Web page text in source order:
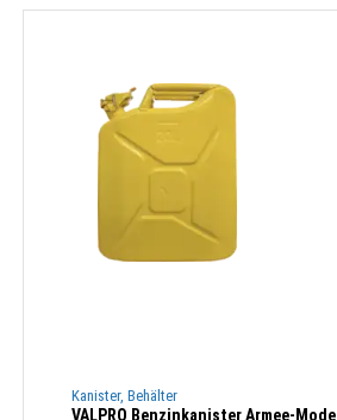
Kanister, Behälter
VALPRO Benzinkanister Armee-Modell